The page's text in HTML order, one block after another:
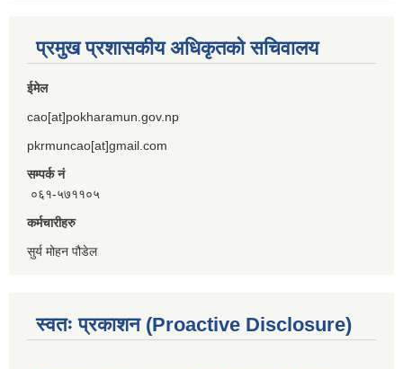
प्रमुख प्रशासकीय अधिकृतको सचिवालय
ईमेल
cao[at]pokharamun.gov.np
pkrmuncao[at]gmail.com
सम्पर्क नं
०६१-५७११०५
कर्मचारीहरु
सुर्य मोहन पौडेल
स्वतः प्रकाशन (Proactive Disclosure)